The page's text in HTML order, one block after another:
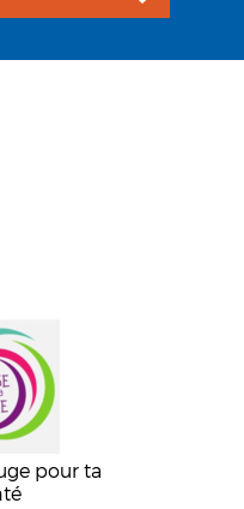
pour ta